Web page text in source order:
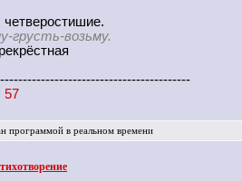
четверостишие.
грусть-возьму.
57
программой в реальном времени